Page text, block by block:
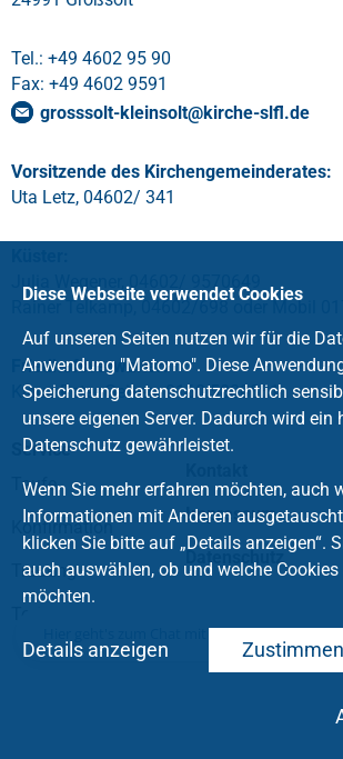
Tel.: +49 4602 95 90
Fax: +49 4602 9591
grosssolt-kleinsolt@kirche-slfl.de
Vorsitzende des Kirchengemeinderates:
Uta Letz, 04602/ 341
Julia Wegener, 04602/ 9570649
Rainer Telkamp, 04602/698 oder Mobil
Friedhofsverwalter:
Klaus-Peter Geiken, 0160 5800831
Service
Taufe
Konfirmation
Trauung
Impressum
Datenschutz
.
Diese Webseite verwendet Cookies
Auf unseren Seiten nutzen wir für die
Anwendung "Matomo". Diese
Speicherung datenschutzrechtlich
unsere eigenen Server. Dadurch wird ein
Datenschutz gewährleistet.
Wenn Sie mehr erfahren möchten, auch
Informationen mit Anderen
klicken Sie bitte auf „Details anzeigen“.
auch auswählen, ob und welche Cookies
möchten.
Details anzeigen
Hier geht's zum Chat mit dem Team des